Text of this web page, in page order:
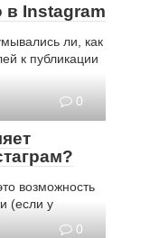
в Instagram
ли, как
к публикации
0
возможность
(если у
0